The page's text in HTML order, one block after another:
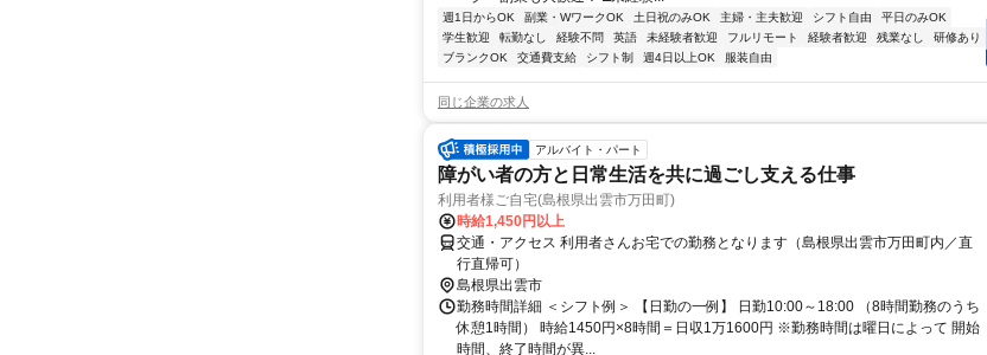
週1日からOK 副業・WワークOK 土日祝のみOK 主婦・主夫歓迎 シフト自由
平日のみOK
学生歓迎
転勤なし 経験不問 英語 未経験者歓迎 フルリモート 経験者歓迎 残業なし
研修あり
ブランクOK
交通費支給 シフト制 週4日以上OK 服装自由
同じ企業の求人
アルバイト・パート
障がい者の方と日常生活を共に過ごし支える仕事
利用者様ご自宅(島根県出雲市万田町)
時給1,450円以上
交通・アクセス 利用者さんお宅での勤務となります（島根県出雲市万田町内／直
行直帰可）
島根県出雲市
勤務時間詳細 ＜シフト例＞ 【日勤の一例】 日勤10:00～18:00 （8時間勤務のうち
休憩1時間） 時給1450円×8時間＝日収1万1600円 ※勤務時間は曜日によって 開始
時間、終了時間が異...